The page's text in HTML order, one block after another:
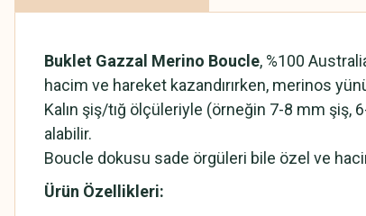
Buklet Gazzal Merino Boucle, %100
hacim ve hareket kazandırırken, merinos
Kalın şiş/tığ ölçüleriyle (örneğin 7-8 mm şiş,
alabilir.
Boucle dokusu sade örgüleri bile özel ve
Ürün Özellikleri: